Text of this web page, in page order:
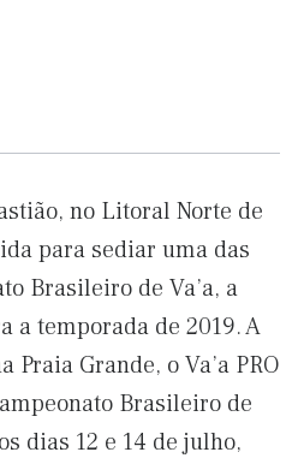
no Litoral Norte de
para sediar uma das
Brasileiro de Va’a, a
a temporada de 2019. A
Praia Grande, o Va’a PRO
Brasileiro de
dias 12 e 14 de julho,